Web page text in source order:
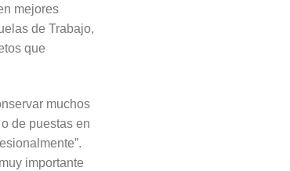
mejores
de Trabajo,
que
muchos
de puestas en
importante